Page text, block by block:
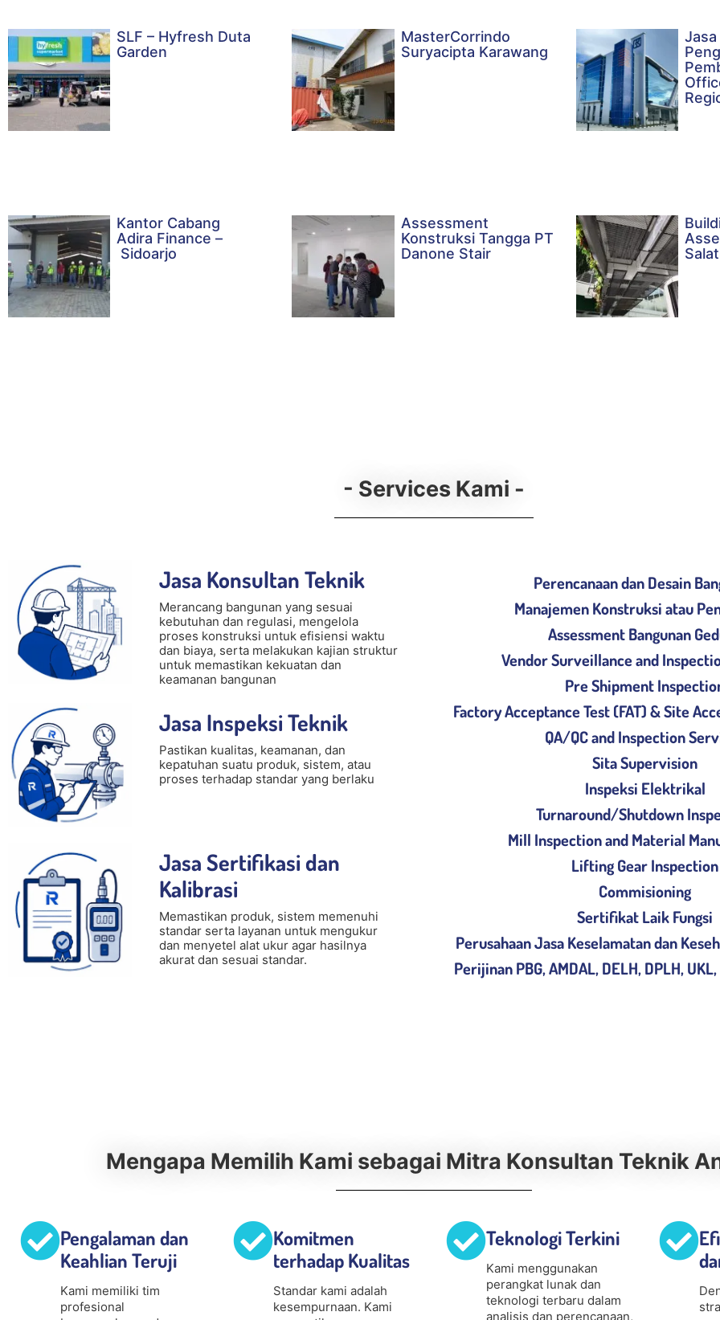
SLF – Hyfresh Duta
Garden
MasterCorrindo
Suryacipta Karawang
Kantor Cabang
Adira Finance –
Sidoarjo
Assessment
Konstruksi Tangga PT
Danone Stair
- Services Kami -
Jasa Konsultan Teknik
Merancang bangunan yang sesuai
kebutuhan dan regulasi, mengelola
proses konstruksi untuk efisiensi waktu
dan biaya, serta melakukan kajian struktur
untuk memastikan kekuatan dan
keamanan bangunan
Jasa Inspeksi Teknik
Pastikan kualitas, keamanan, dan
kepatuhan suatu produk, sistem, atau
proses terhadap standar yang berlaku
Jasa Sertifikasi dan
Kalibrasi
Memastikan produk, sistem memenuhi
standar serta layanan untuk mengukur
dan menyetel alat ukur agar hasilnya
akurat dan sesuai standar.
Perencanaan dan Desain
Manajemen Konstruksi atau
Assessment Bangunan
Vendor Surveillance and
Pre Shipment
Factory Acceptance Test (FAT) & Site
QA/QC and Inspection
Sita Supervision
Inspeksi Elektrikal
Turnaround/Shutdown
Mill Inspection and Material
Lifting Gear Inspection
Commisioning
Sertifikat Laik Fungsi
Perusahaan Jasa Keselamatan dan
Perijinan PBG, AMDAL, DELH, DPLH,
Mengapa Memilih Kami sebagai Mitra Konsultan Teknik
Pengalaman dan
Keahlian Teruji
Kami memiliki tim
profesional
Komitmen
terhadap Kualitas
Standar kami adalah
kesempurnaan. Kami
Teknologi Terkini
Kami menggunakan
perangkat lunak dan
teknologi terbaru dalam
analisis dan perencanaan,